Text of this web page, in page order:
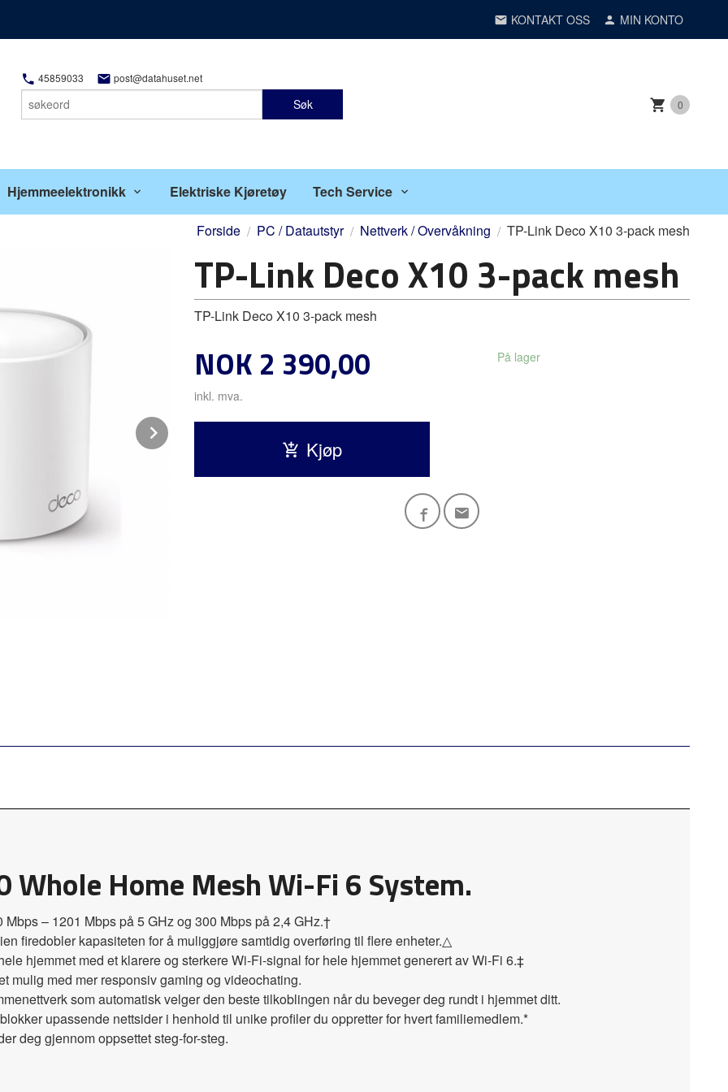
KONTAKT OSS MIN KONTO
45859033 post@datahuset.net
Søk 0
Hjemmeelektronikk Elektriske Kjøretøy Tech Service
Forside PC / Datautstyr Nettverk / Overvåkning TP-Link Deco X10 3-pack mesh
Next
TP-Link Deco X10 3-pack mesh
TP-Link Deco X10 3-pack mesh
Pris
NOK 2 390,00
inkl. mva.
På lager
Kjøp
Whole Home Mesh Wi-Fi 6 System.
– 1201 Mbps på 5 GHz og 300 Mbps på 2,4 GHz.†
firedobler kapasiteten for å muliggjøre samtidig overføring til flere enheter.△
hjemmet med et klarere og sterkere Wi-Fi-signal for hele hjemmet generert av Wi-Fi 6.‡
mulig med mer responsiv gaming og videochating.
som automatisk velger den beste tilkoblingen når du beveger deg rundt i hjemmet ditt.
upassende nettsider i henhold til unike profiler du oppretter for hvert familiemedlem.*
deg gjennom oppsettet steg-for-steg.